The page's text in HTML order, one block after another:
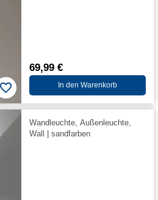
69,99 €
In den Warenkorb
Wandleuchte, Außenleuchte,
Wall | sandfarben